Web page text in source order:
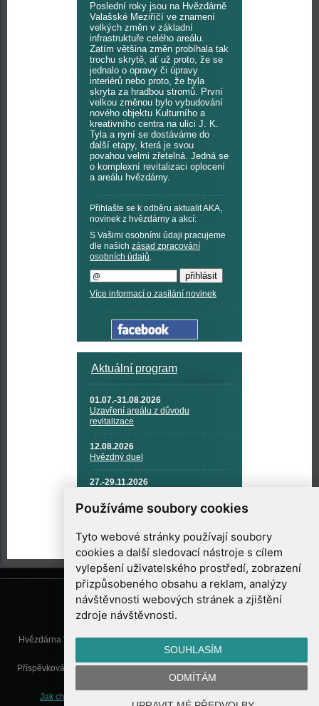
Používáme soubory cookies
Tyto webové stránky používají soubory
cookies a další sledovací nástroje s cílem
vylepšení uživatelského prostředí, zobrazení
přizpůsobeného obsahu a reklam, analýzy
návštěvnosti webových stránek a zjištění
zdroje návštěvnosti.
SOUHLASÍM
ODMÍTÁM
Poslední roky jsou na Hvězdárně
Valašské Meziříčí ve znamení
velkých změn v základní
infrastruktuře celého areálu.
Zatím většina změn probíhala tak
trochu skrytě, ať už proto, že se
jednalo o opravy či úpravy
interiérů nebo proto, že byla
skryta za hradbou stromů. První
velkou změnou bylo vybudování
nového objektu Kulturního a
kreativního centra na ulici J. K.
Tyla a nyní se dostáváme do
další etapy, která je svou
povahou velmi zřetelná. Jedná se
o komplexní revitalizaci oplocení
a areálu hvězdárny.
Přihlašte se k odběru aktualit AKA,
novinek z hvězdárny a akcí:
S Vašimi osobními údaji pracujeme
dle našich zásad zpracování
osobních údajů.
Více informací o zasílání novinek
Aktuální program
01.07.-31.08.2026
Uzavření areálu z důvodu
revitalizace
12.08.2026
Hvězdný duel
27.-29.11.2026
TECHNIKA A KOSMICKÉ
TECHNOLOGIE
Hvězdárna Valašské Meziříčí, příspěvková organizace, Vsetínská 78, 757
01 Valašské Meziříčí
Příspěvková organizace Zlínského kraje. Telefon:571 611 928, Mobil:777
info@astrovm.cz
Jak chráníme Vaše osobní údaje